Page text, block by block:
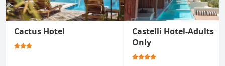
Cactus Hotel
Castelli Hotel-Adults
Only